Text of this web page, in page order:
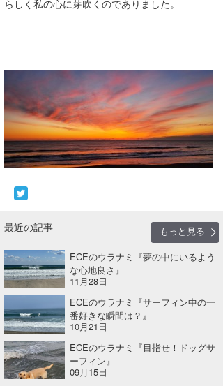
らしく私の心に芽吹くのでありました。
最近の記事
もっと見る
ECEのウラナミ『夢の中にいるよう
な心地良さ』
11月28日
ECEのウラナミ『サーフィン中の一
番好きな瞬間は？』
10月21日
ECEのウラナミ『目指せ！ドッグサ
ーフィン』
09月15日
VAGY
たっちー
ハンマー
まっきー
上田純子
上條将美
唐澤予報士
SancheZ
ゴン
米山予報士